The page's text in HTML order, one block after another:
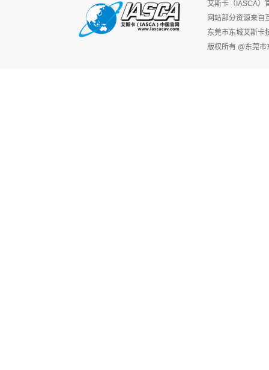
艾斯卡（IASCA）
网站部分资源来自
东莞市东城艾斯卡
版权所有 @东莞